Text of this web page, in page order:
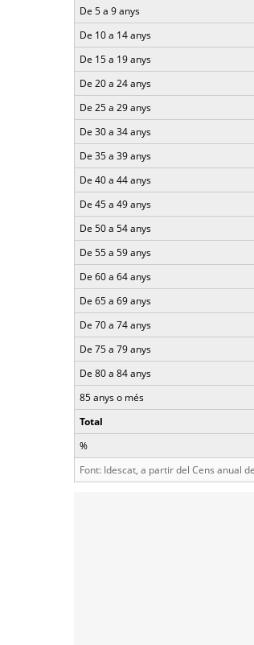
De 5 a 9 anys
De 10 a 14 anys
De 15 a 19 anys
De 20 a 24 anys
De 25 a 29 anys
De 30 a 34 anys
De 35 a 39 anys
De 40 a 44 anys
De 45 a 49 anys
De 50 a 54 anys
De 55 a 59 anys
De 60 a 64 anys
De 65 a 69 anys
De 70 a 74 anys
De 75 a 79 anys
De 80 a 84 anys
85 anys o més
Total
%
Font: Idescat, a partir del Cens anual